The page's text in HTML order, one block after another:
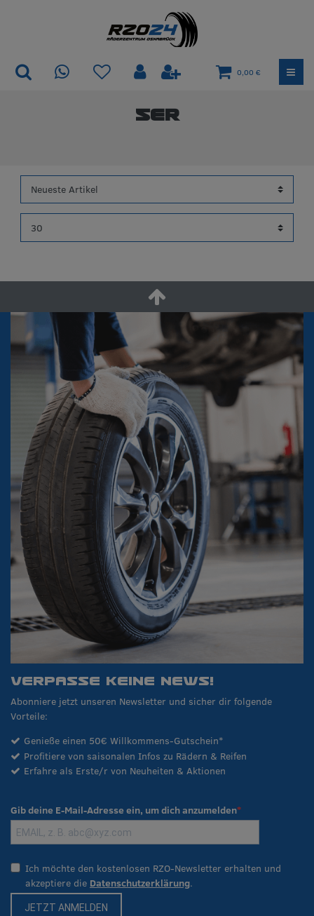
0,00 €
5er
VERPASSE KEINE NEWS!
Abonniere jetzt unseren Newsletter und sicher dir folgende
Vorteile:
Genieße einen 50€ Willkommens-Gutschein*
Profitiere von saisonalen Infos zu Rädern & Reifen
Erfahre als Erste/r von Neuheiten & Aktionen
Gib deine E-Mail-Adresse ein, um dich anzumelden
Ich möchte den kostenlosen RZO-Newsletter erhalten und
akzeptiere die Datenschutzerklärung.
JETZT ANMELDEN